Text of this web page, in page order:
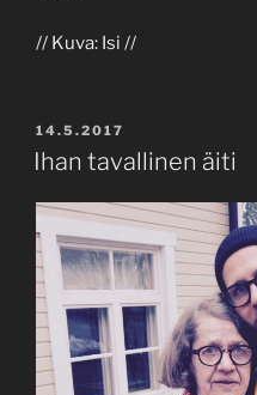
// Kuva: Isi //
POSTED
ON
14.5.2017
Ihan tavallinen äiti